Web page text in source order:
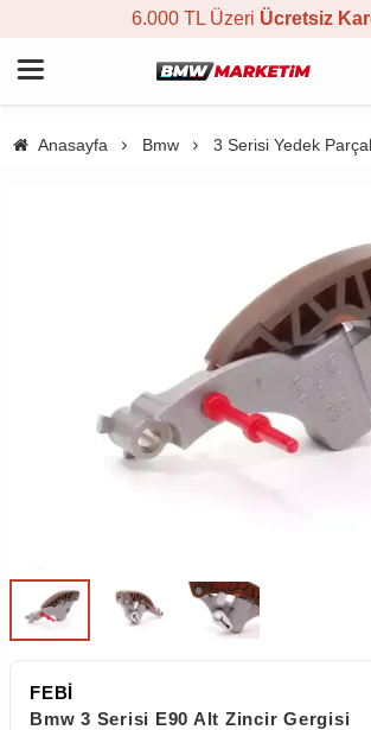
6.000 TL Üzeri Ücretsiz
Anasayfa Bmw 3 Serisi Yedek
FEBİ
Bmw 3 Serisi E90 Alt Zincir Gergisi